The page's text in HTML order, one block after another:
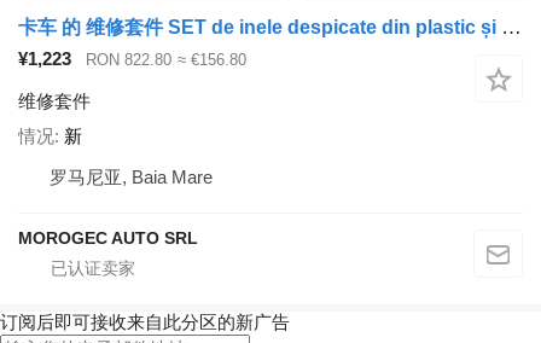
卡车 的 维修套件 SET de inele despicate din plastic și teflon pentru Mercedes-Ben
¥1,223 RON 822.80 ≈ €156.80
维修套件
情况 新
罗马尼亚, Baia Mare
MOROGEC AUTO SRL
订阅后即可接收来自此分区的新广告